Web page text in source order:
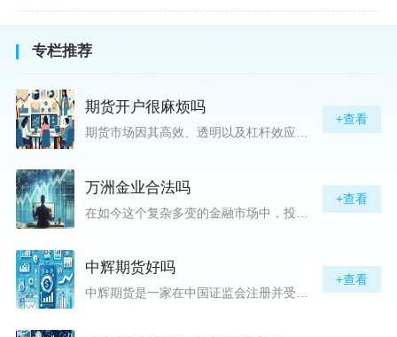
专栏推荐
期货开户很麻烦吗
期货市场因其高效、透明以及杠杆效应而吸引着众多投资者的目光，但对初入此市场的新手而言，最初的一步——开户，往往充满了疑惑与顾虑，“期货开户很麻烦吗？”这是许多人的疑问。首先要明确的是，在中国进行期货交易需要通过正规的期货公司来开立账户。期货公司作为专业的金融服务机构，能够提供期货交易进出、风险管理等服务。因监管要求严格，期货开户过程中涉及到的身份验证、风险评估等步骤确实比较繁琐，但这些都是为了保护投资者的利益而设定的。开户流程一般包括：选择期货公司、提交个人资料进行身份验证、
+查看
万洲金业合法吗
+查看
中辉期货好吗
+查看